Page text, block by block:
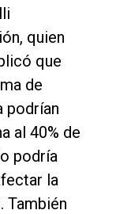
quien
que
de
podrían
al 40% de
podría
la
También